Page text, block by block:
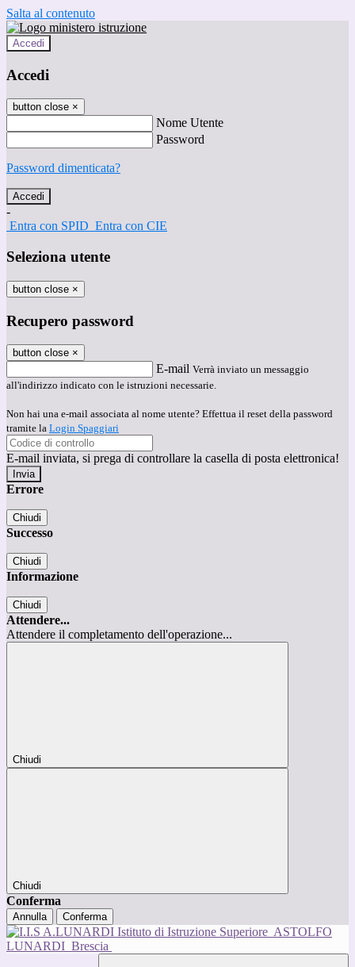
Salta al contenuto
Accedi
Accedi
button close ×
Nome Utente
Password
Password dimenticata?
-
Entra con SPID Entra con CIE
Seleziona utente
button close ×
Recupero password
button close ×
E-mail Verrà inviato un messaggio
all'indirizzo indicato con le istruzioni necessarie.
Non hai una e-mail associata al nome utente? Effettua il reset della password
tramite la Login Spaggiari
E-mail inviata, si prega di controllare la casella di posta elettronica!
Errore
Chiudi
Successo
Chiudi
Informazione
Chiudi
Attendere...
Attendere il completamento dell'operazione...
Chiudi
Chiudi
Conferma
Annulla Conferma
Istituto di Istruzione Superiore ASTOLFO
LUNARDI Brescia